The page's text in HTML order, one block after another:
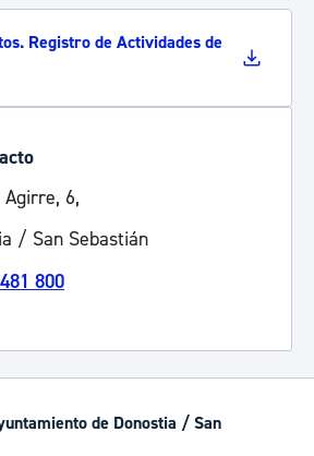
Registro de Actividades de
Agirre, 6,
/ San Sebastián
800
de Donostia / San